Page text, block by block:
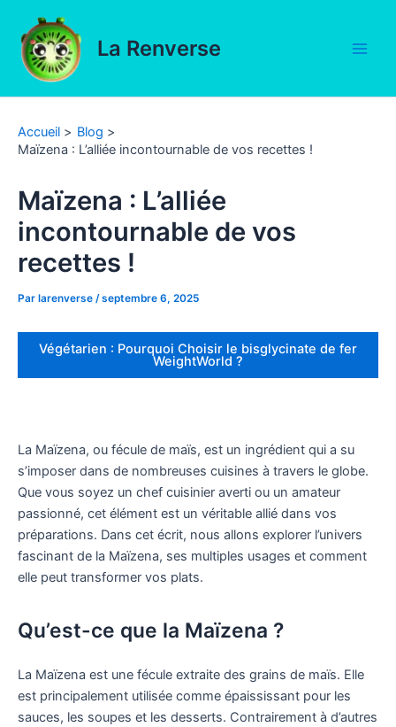
contenu
La Renverse
Accueil
Blog
Maïzena : L’alliée incontournable de vos recettes !
Maïzena : L’alliée
incontournable de vos
recettes !
Par larenverse /septembre 6, 2025
Végétarien : Pourquoi Choisir le bisglycinate de fer
WeightWorld ?
La Maïzena, ou fécule de maïs, est un ingrédient qui a su
s’imposer dans de nombreuses cuisines à travers le globe.
Que vous soyez un chef cuisinier averti ou un amateur
passionné, cet élément est un véritable allié dans vos
préparations. Dans cet écrit, nous allons explorer l’univers
fascinant de la Maïzena, ses multiples usages et comment
elle peut transformer vos plats.
Qu’est-ce que la Maïzena ?
La Maïzena est une fécule extraite des grains de maïs. Elle
est principalement utilisée comme épaississant pour les
sauces, les soupes et les desserts. Contrairement à d’autres